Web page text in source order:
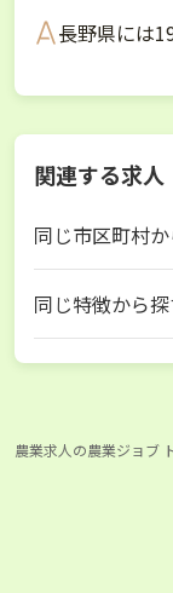
長野県には
関連する求人
同じ市区町村
同じ特徴から
農業求人の農業ジョブ